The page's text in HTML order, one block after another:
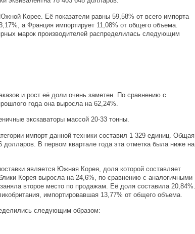
Корее. Её показатели равны 59,58% от всего импорта
а Франция импортирует 11,08% от общего объема.
марок производителей распределилась следующим
и рост её доли очень заметен. По сравнению с
года она выросла на 62,24%.
экскаваторы массой 20-33 тонны.
импорт данной техники составил 1 329 единиц. Общая
В первом квартале года эта отметка была ниже на
является Южная Корея, доля которой составляет
Корея выросла на 24,6%, по сравнению с аналогичными
второе место по продажам. Её доля составила 20,84%.
импортировавшая 13,77% от общего объема.
следующим образом: